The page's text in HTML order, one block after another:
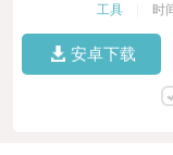
工具 时
安卓下载